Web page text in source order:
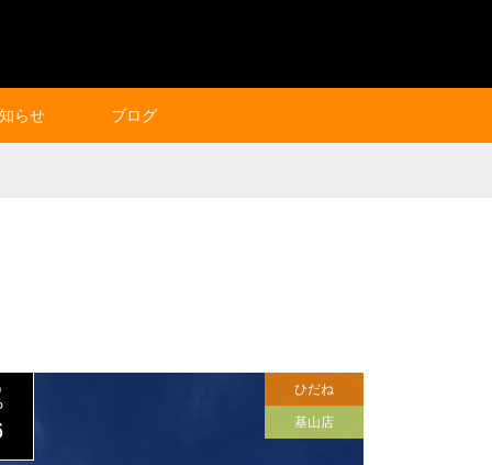
らせ ブログ
ひだね
基山店